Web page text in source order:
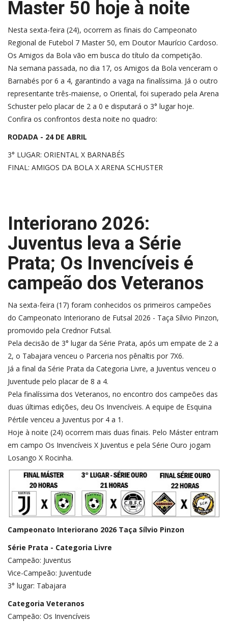
Master 50 hoje à noite
Nesta sexta-feira (24), ocorrem as finais do Campeonato
Regional de Futebol 7 Master 50, em Doutor Maurício Cardoso.
Os Amigos da Bola vão em busca do título da competição.
Na semana passada, no dia 17, os Amigos da Bola venceram o
Barnabés por 6 a 4, garantindo a vaga na finalíssima. Já o outro
representante três-maiense, o Oriental, foi superado pela Arena
Schuster pelo placar de 2 a 0 e disputará o 3° lugar hoje.
Confira os confrontos desta noite no quadro:
RODADA - 24 DE ABRIL
3° LUGAR: ORIENTAL X BARNABÉS
FINAL: AMIGOS DA BOLA X ARENA SCHUSTER
Interiorano 2026:
Juventus leva a Série
Prata; Os Invencíveis é
campeão dos Veteranos
Na sexta-feira (17) foram conhecidos os primeiros campeões
do Campeonato Interiorano de Futsal 2026 - Taça Sílvio Pinzon,
promovido pela Crednor Futsal.
Pela decisão de 3° lugar da Série Prata, após um empate de 2 a
2, o Tabajara venceu o Parceria nos pênaltis por 7X6.
Já a final da Série Prata da Categoria Livre, a Juventus venceu o
Juventude pelo placar de 8 a 4.
Pela finalíssima dos Veteranos, no encontro dos campeões das
duas últimas edições, deu Os Invencíveis. A equipe de Esquina
Pértile venceu a Juventus por 4 a 1.
Hoje à noite (24) ocorrem mais duas finais. Pelo Máster entram
em campo Os Invencíveis X Juventus e pela Série Ouro jogam
Losango X Rocinha.
Campeonato Interiorano 2026 Taça Sílvio Pinzon
Série Prata - Categoria Livre
Campeão: Juventus
Vice-Campeão: Juventude
3° lugar: Tabajara
Categoria Veteranos
Campeão: Os Invencíveis